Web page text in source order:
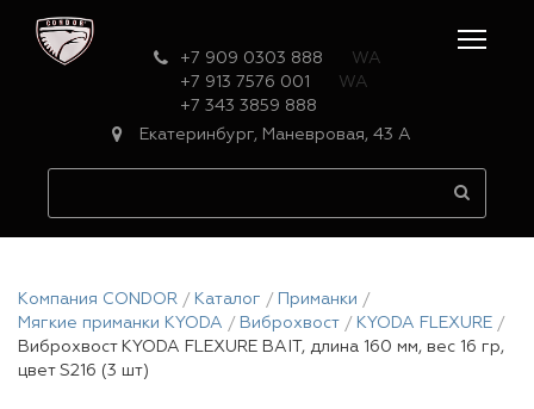
+7 909 0303 888
WA
+7 913 7576 001
WA
+7 343 3859 888
Екатеринбург, Маневровая, 43 А
Компания CONDOR Каталог
Приманки
Мягкие приманки KYODA
Виброхвост
KYODA FLEXURE
Виброхвост KYODA FLEXURE BAIT, длина 160 мм, вес 16 гр,
цвет S216 (3 шт)